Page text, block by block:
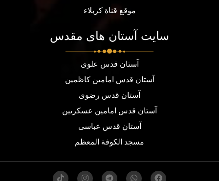
موقع قناة كربلاء
سایت آستان های مقدس
آستان قدس علوی
آستان قدس امامین کاظمین
آستان قدس رضوی
آستان قدس امامین عسکریین
آستان قدس عباسی
مسجد الكوفة المعظم